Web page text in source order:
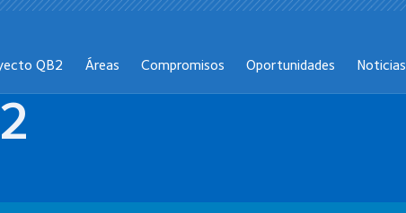
QB2 Áreas Compromisos Oportunidades Noticias